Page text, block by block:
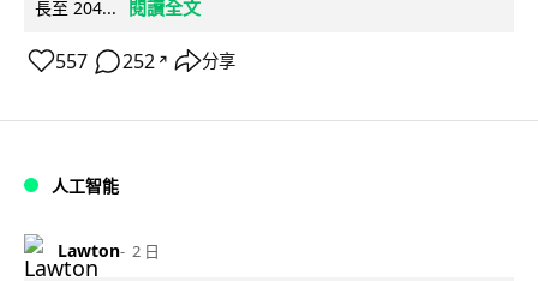
長至 204...
閱讀全文
557 252 ↗ 分享
人工智能
Lawton 2 日